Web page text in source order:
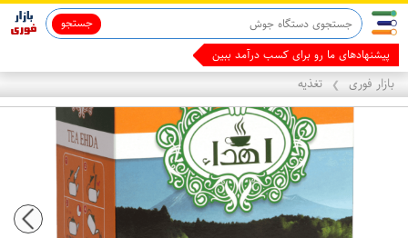
جستجو
م
بازار فوری ❯ تغذیه